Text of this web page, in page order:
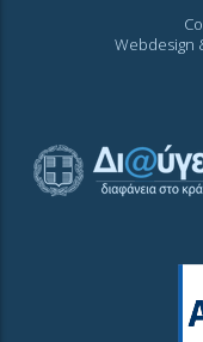
Webdesign